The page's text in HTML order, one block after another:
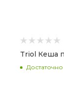
Triol Кеша
Достаточно